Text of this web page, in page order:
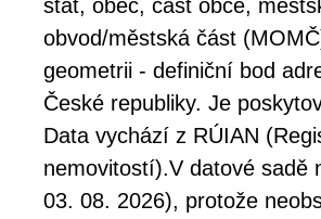
stát, obec, část obce,
obvod/městská část
geometrii - definiční bod
České republiky. Je
Data vychází z RÚIAN
nemovitostí).V datové sadě
03. 08. 2026), protože